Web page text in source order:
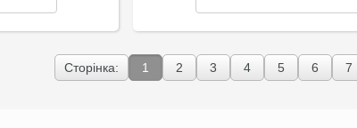
Сторінка: 1 2 3 4 5 6 7